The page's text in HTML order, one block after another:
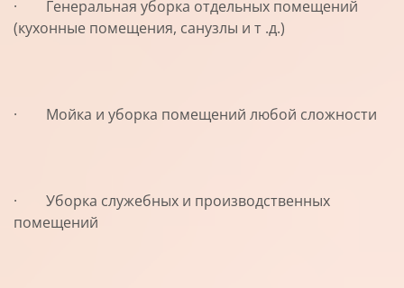
· Генеральная уборка отдельных помещений
(кухонные помещения, санузлы и т .д.)
· Мойка и уборка помещений любой сложности
· Уборка служебных и производственных
помещений